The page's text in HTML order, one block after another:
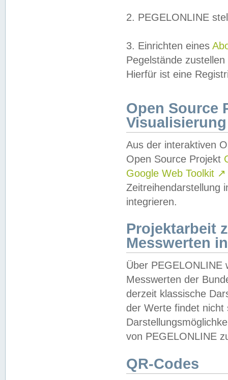
2. PEGELONLINE
3. Einrichten eines
Pegelstände
Hierfür ist eine
Open Source
Visualisierung
Aus der interaktiven
Open Source Projekt
Google Web Toolkit ↗
Zeitreihendarstellung
integrieren.
Projektarbeit
Messwerten
Über PEGELONLINE
Messwerten der
derzeit klassische
der Werte findet
von PEGELONLINE
QR-Codes